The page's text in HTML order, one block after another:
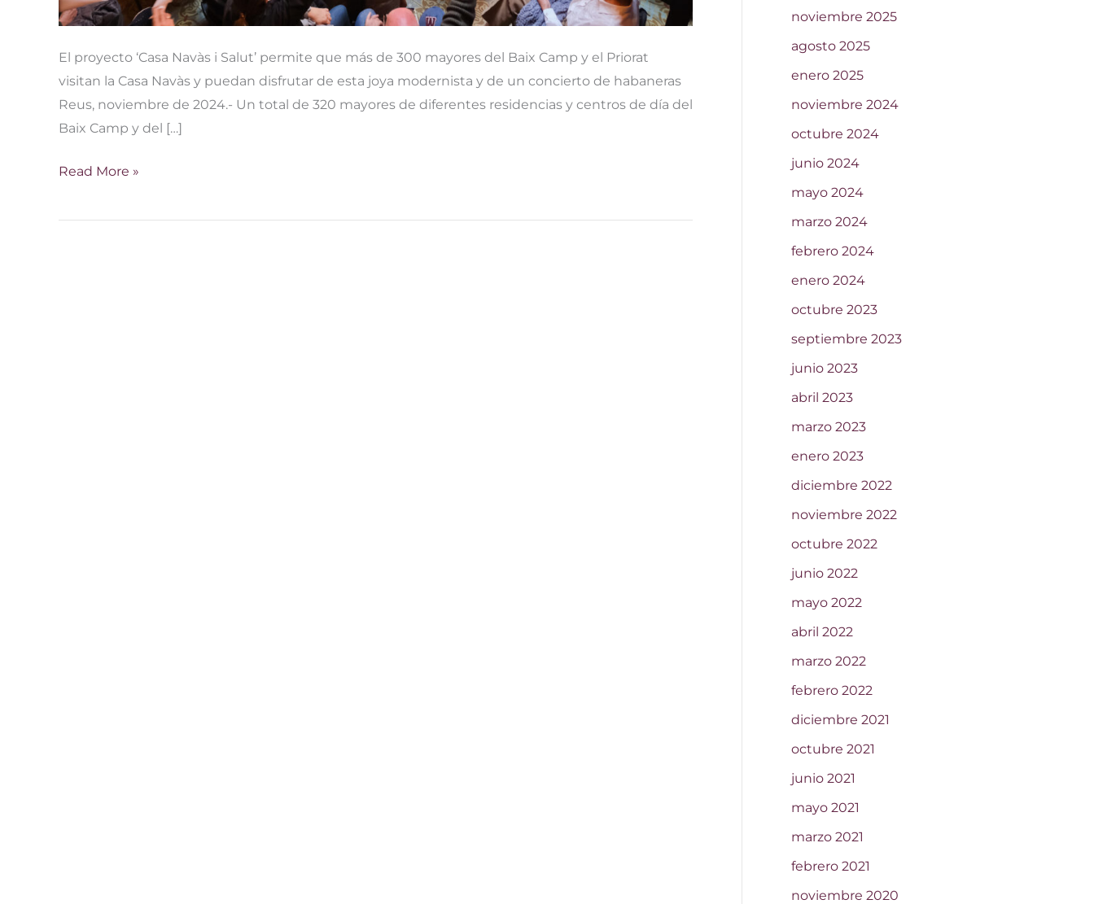
El proyecto ‘Casa Navàs i Salut’ permite que más de 300 mayores del Baix Camp y el Priorat
visitan la Casa Navàs y puedan disfrutar de esta joya modernista y de un concierto de habaneras
Reus, noviembre de 2024.- Un total de 320 mayores de diferentes residencias y centros de día del
Baix Camp y del […]
Read More »
noviembre 2025
agosto 2025
enero 2025
noviembre 2024
octubre 2024
junio 2024
mayo 2024
marzo 2024
febrero 2024
enero 2024
octubre 2023
septiembre 2023
junio 2023
abril 2023
marzo 2023
enero 2023
diciembre 2022
noviembre 2022
octubre 2022
junio 2022
mayo 2022
abril 2022
marzo 2022
febrero 2022
diciembre 2021
octubre 2021
junio 2021
mayo 2021
marzo 2021
febrero 2021
noviembre 2020